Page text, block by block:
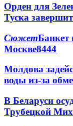
Орден для
Туска
СюжетБанкет
Москве8444
Молдова
воды из-за
В Беларуси
Трубецкой